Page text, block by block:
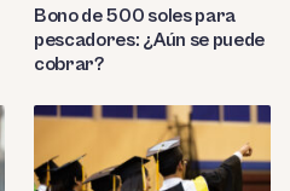
Bono de 500 soles para
pescadores: ¿Aún se puede
cobrar?